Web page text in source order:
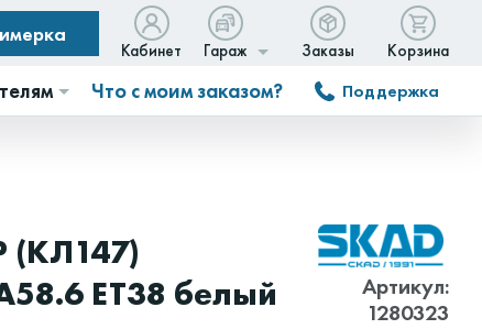
Кабинет Гараж Заказы Корзина
Что с моим заказом? Поддержка
(КЛ147)
ET38 белый
Артикул:
1280323